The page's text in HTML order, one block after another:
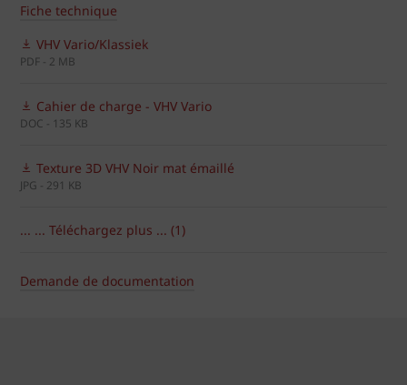
Fiche technique
VHV Vario/Klassiek
PDF - 2 MB
Cahier de charge - VHV Vario
DOC - 135 KB
Texture 3D VHV Noir mat émaillé
JPG - 291 KB
... ... Téléchargez plus ... (1)
Demande de documentation